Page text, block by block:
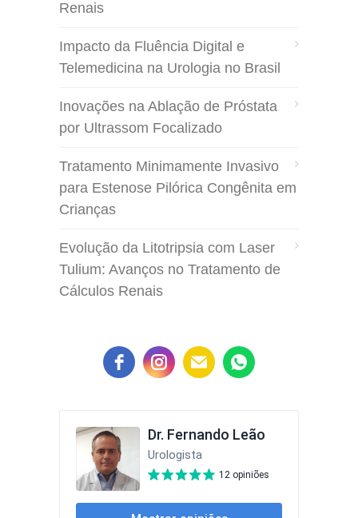
Renais
Impacto da Fluência Digital e
Telemedicina na Urologia no Brasil
Inovações na Ablação de Próstata
por Ultrassom Focalizado
Tratamento Minimamente Invasivo
para Estenose Pilórica Congênita em
Crianças
Evolução da Litotripsia com Laser
Tulium: Avanços no Tratamento de
Cálculos Renais